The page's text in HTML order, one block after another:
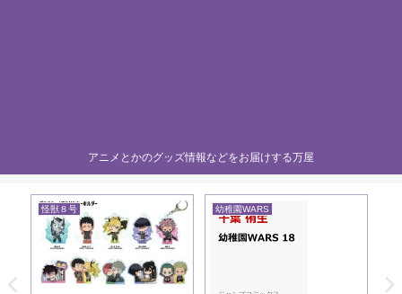
アニメとかのグッズ情報などをお届けする万屋
怪獣８号 幼稚園WARS